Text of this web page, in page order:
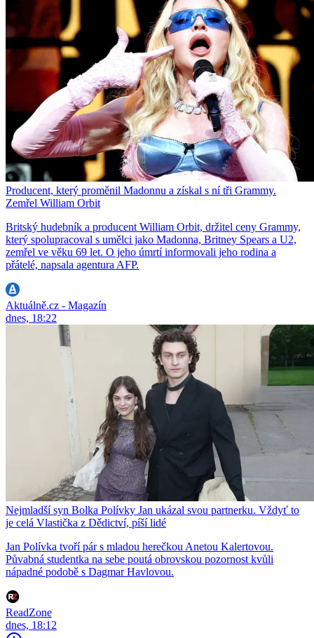
Producent, který proměnil Madonnu a získal s ní tři Grammy.
Zemřel William Orbit
Britský hudebník a producent William Orbit, držitel ceny Grammy,
který spolupracoval s umělci jako Madonna, Britney Spears a U2,
zemřel ve věku 69 let. O jeho úmrtí informovali jeho rodina a
přátelé, napsala agentura AFP.
Aktuálně.cz - Magazín
dnes, 18:22
Nejmladší syn Bolka Polívky Jan ukázal svou partnerku. Vždyť to
je celá Vlastička z Dědictví, píší lidé
Jan Polívka tvoří pár s mladou herečkou Anetou Kalertovou.
Půvabná studentka na sebe poutá obrovskou pozornost kvůli
nápadné podobě s Dagmar Havlovou.
ReadZone
dnes, 18:12